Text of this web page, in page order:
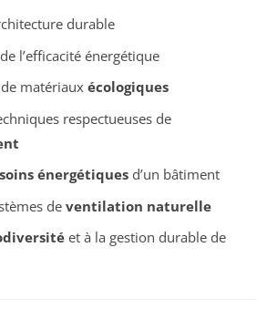
durable
de l’efficacité énergétique
matériaux écologiques
respectueuses de
énergétiquesd’un bâtiment
de ventilation naturelle
et à la gestion durable de